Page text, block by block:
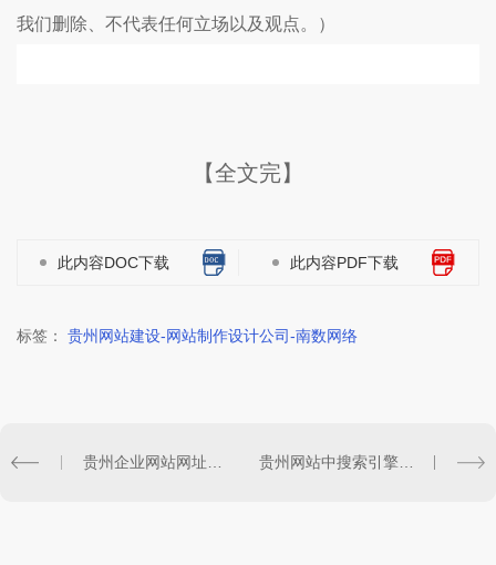
我们删除、不代表任何立场以及观点。）
【全文完】
此内容DOC下载 此内容PDF下载
标签： 贵州网站建设-网站制作设计公司-南数网络